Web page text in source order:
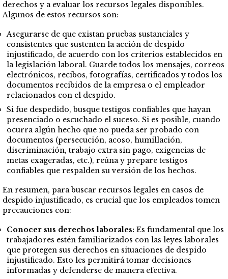
derechos y a evaluar los recursos legales disponibles.
Algunos de estos recursos son:
Asegurarse de que existan pruebas sustanciales y
consistentes que sustenten la acción de despido
injustificado, de acuerdo con los criterios establecidos en
la legislación laboral. Guarde todos los mensajes, correos
electrónicos, recibos, fotografías, certificados y todos los
documentos recibidos de la empresa o el empleador
relacionados con el despido.
Si fue despedido, busque testigos confiables que hayan
presenciado o escuchado el suceso. Si es posible, cuando
ocurra algún hecho que no pueda ser probado con
documentos (persecución, acoso, humillación,
discriminación, trabajo extra sin pago, exigencias de
metas exageradas, etc.), reúna y prepare testigos
confiables que respalden su versión de los hechos.
En resumen, para buscar recursos legales en casos de
despido injustificado, es crucial que los empleados tomen
precauciones con:
Conocer sus derechos laborales: Es fundamental que los
trabajadores estén familiarizados con las leyes laborales
que protegen sus derechos en situaciones de despido
injustificado. Esto les permitirá tomar decisiones
informadas y defenderse de manera efectiva.